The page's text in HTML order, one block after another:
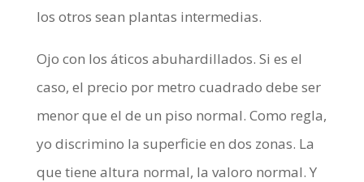
los otros sean plantas intermedias.
Ojo con los áticos abuhardillados. Si es el
caso, el precio por metro cuadrado debe ser
menor que el de un piso normal. Como regla,
yo discrimino la superficie en dos zonas. La
que tiene altura normal, la valoro normal. Y